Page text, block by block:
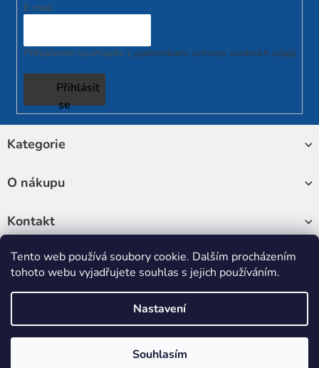
Tento web používá soubory cookie. Dalším procházením
tohoto webu vyjadřujete souhlas s jejich používáním.
Nastavení
Souhlasím
E-mail
Přihlášením souhlasíte s podmínkami ochrany osobních údajů
Přihlásit
se
Z
Kategorie
O nákupu
Kontakt
Sledujte nás
Copyright 2026RUKATECH. Všechna práva vyhrazena.Upravit
nastavení cookies